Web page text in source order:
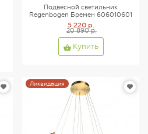
Подвесной светильник
Regenbogen Бремен 606010601
5 220 р.
20 890 р.
Купить
Ликвидация